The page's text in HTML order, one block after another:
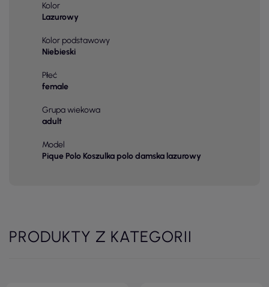
Kolor
Lazurowy
Kolor podstawowy
Niebieski
Płeć
female
Grupa wiekowa
adult
Model
Pique Polo Koszulka polo damska lazurowy
PRODUKTY Z KATEGORII